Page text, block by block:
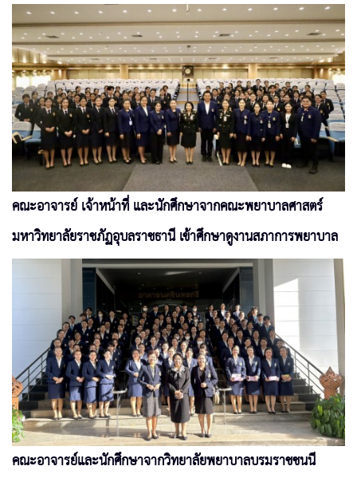
คณะอาจารย์ เจ้าหน้าที่ และนักศึกษาจากคณะพยาบาลศาสตร์
มหาวิทยาลัยราชภัฏอุบลราชธานี เข้าศึกษาดูงานสภาการพยาบาล
คณะอาจารย์และนักศึกษาจากวิทยาลัยพยาบาลบรมราชชนนี